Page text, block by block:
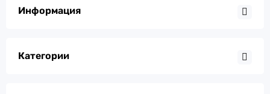
Информация
Категории